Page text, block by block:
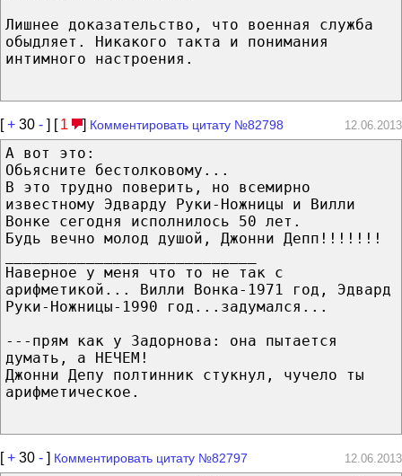
Лишнее доказательство, что военная служба
обыдляет. Никакого такта и понимания
интимного настроения.
[+ 30 - ] [ 1 ] Комментировать цитату №82798 12.06.2013
А вот это:
Обьясните бестолковому...
В это трудно поверить, но всемирно
известному Эдварду Руки-Ножницы и Вилли
Вонке сегодня исполнилось 50 лет.
Будь вечно молод душой, Джонни Депп!!!!!!!
Наверное у меня что то не так с
арифметикой... Вилли Вонка-1971 год, Эдвард
Руки-Ножницы-1990 год...задумался...
---прям как у Задорнова: она пытается
думать, а НЕЧЕМ!
Джонни Депу полтинник стукнул, чучело ты
арифметическое.
[+ 30 - ] Комментировать цитату №82797 12.06.2013